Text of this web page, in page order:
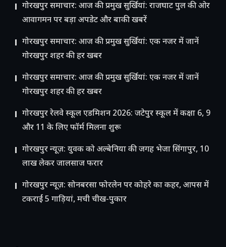
गोरखपुर समाचार: आज की प्रमुख सुर्खियां: राजघाट पुल की ओर
आवागमन पर बड़ा अपडेट और बाकी खबरें
गोरखपुर समाचार: आज की प्रमुख सुर्खियां: एक नजर में जानें
गोरखपुर शहर की हर खबर
गोरखपुर समाचार: आज की प्रमुख सुर्खियां: एक नजर में जानें
गोरखपुर शहर की हर खबर
गोरखपुर रेलवे स्कूल एडमिशन 2026: जटेपुर स्कूल में कक्षा 6, 9
और 11 के लिए फॉर्म मिलना शुरू
गोरखपुर न्यूज़: युवक को अल्बेनिया की जगह भेजा सिंगापुर, 10
लाख लेकर जालसाज फरार
गोरखपुर न्यूज़: सोनबरसा फोरलेन पर कोहरे का कहर, आपस में
टकराईं 5 गाड़ियां, मची चीख-पुकार